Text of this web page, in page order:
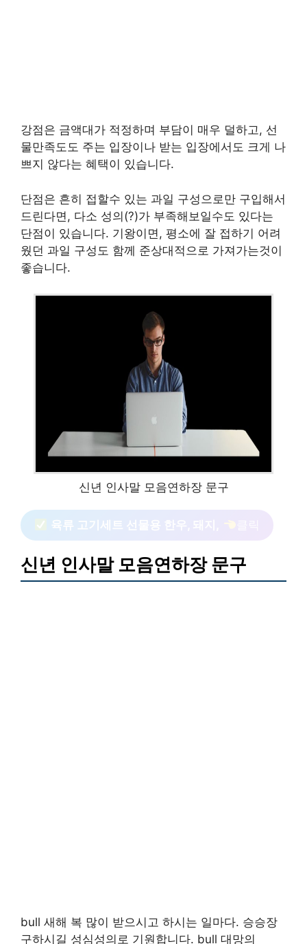
강점은 금액대가 적정하며 부담이 매우 덜하고, 선
물만족도도 주는 입장이나 받는 입장에서도 크게 나
쁘지 않다는 혜택이 있습니다.
단점은 흔히 접할수 있는 과일 구성으로만 구입해서
드린다면, 다소 성의(?)가 부족해보일수도 있다는
단점이 있습니다. 기왕이면, 평소에 잘 접하기 어려
웠던 과일 구성도 함께 준상대적으로 가져가는것이
좋습니다.
신년 인사말 모음연하장 문구
육류 고기세트 선물용 한우, 돼지,
신년 인사말 모음연하장 문구
bull 새해 복 많이 받으시고 하시는 일마다. 승승장
구하시길 성심성의로 기원합니다. bull 대망의